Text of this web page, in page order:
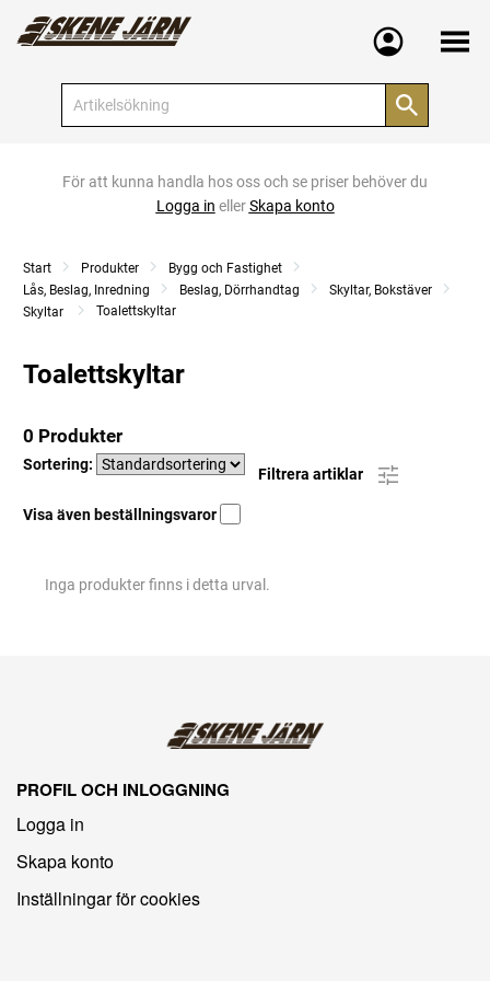
Meny
För att kunna handla hos oss och se priser behöver du
Logga in ellerSkapa konto
Start Produkter
Bygg och Fastighet
Lås, Beslag, Inredning
Beslag, Dörrhandtag
Skyltar, Bokstäver
Skyltar
Toalettskyltar
Toalettskyltar
0 Produkter
Sortering:
Filtrera artiklar
Visa även beställningsvaror
Inga produkter finns i detta urval.
PROFIL OCH INLOGGNING
Logga in
Skapa konto
Inställningar för cookies